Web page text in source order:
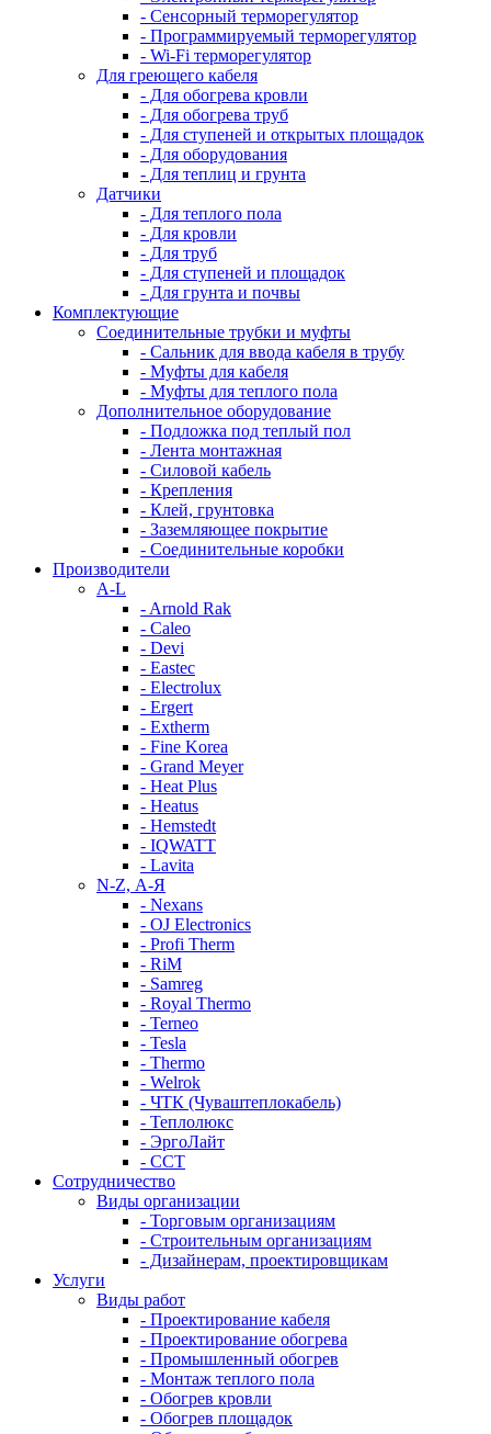
- Сенсорный терморегулятор
- Программируемый терморегулятор
- Wi-Fi терморегулятор
Для греющего кабеля
- Для обогрева кровли
- Для обогрева труб
- Для ступеней и открытых площадок
- Для оборудования
- Для теплиц и грунта
Датчики
- Для теплого пола
- Для кровли
- Для труб
- Для ступеней и площадок
- Для грунта и почвы
Комплектующие
Соединительные трубки и муфты
- Сальник для ввода кабеля в трубу
- Муфты для кабеля
- Муфты для теплого пола
Дополнительное оборудование
- Подложка под теплый пол
- Лента монтажная
- Силовой кабель
- Крепления
- Клей, грунтовка
- Заземляющее покрытие
- Соединительные коробки
Производители
A-L
- Arnold Rak
- Caleo
- Devi
- Eastec
- Electrolux
- Ergert
- Extherm
- Fine Korea
- Grand Meyer
- Heat Plus
- Heatus
- Hemstedt
- IQWATT
- Lavita
N-Z, А-Я
- Nexans
- OJ Electronics
- Profi Therm
- RiM
- Samreg
- Royal Thermo
- Terneo
- Tesla
- Thermo
- Welrok
- ЧТК (Чуваштеплокабель)
- Теплолюкс
- ЭргоЛайт
- ССТ
Сотрудничество
Виды организации
- Торговым организациям
- Строительным организациям
- Дизайнерам, проектировщикам
Услуги
Виды работ
- Проектирование кабеля
- Проектирование обогрева
- Промышленный обогрев
- Монтаж теплого пола
- Обогрев кровли
- Обогрев площадок